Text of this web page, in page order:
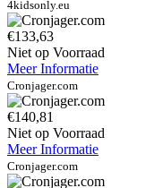
4kidsonly.eu
€133,63
Niet op Voorraad
Meer Informatie
Cronjager.com
€140,81
Niet op Voorraad
Meer Informatie
Cronjager.com